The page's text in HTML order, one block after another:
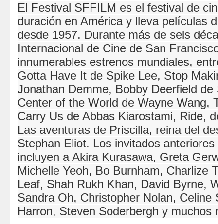
El Festival SFFILM es el festival de
duración en América y lleva películas
desde 1957. Durante más de seis
Internacional de Cine de San
innumerables estrenos mundiales,
Gotta Have It de Spike Lee, Stop
Jonathan Demme, Bobby Deerfield de
Center of the World de Wayne Wang,
Carry Us de Abbas Kiarostami, Ride,
Las aventuras de Priscilla, reina del
Stephan Eliot. Los invitados
incluyen a Akira Kurasawa, Greta
Michelle Yeoh, Bo Burnham, Charlize
Leaf, Shah Rukh Khan, David Byrne,
Sandra Oh, Christopher Nolan, Celine
Harron, Steven Soderbergh y muchos